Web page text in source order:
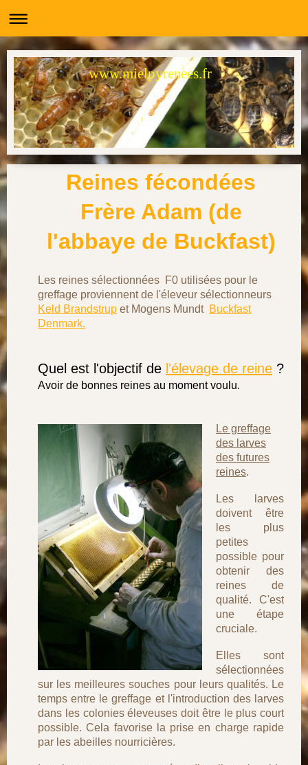
www.mielpyrenees.fr
Reines fécondées
Frère Adam (de
l'abbaye de Buckfast)
Les reines sélectionnées F0 utilisées pour le
greffage proviennent de l'éleveur sélectionneurs
Keld Brandstrup et Mogens Mundt Buckfast
Denmark.
Quel est l'objectif de l'élevage de reine ?
Avoir de bonnes reines au moment voulu.
Le greffage
des larves
des futures
reines.
Les larves
doivent être
les plus
petites
possible pour
obtenir des
reines de
qualité. C'est
une étape
cruciale.
Elles sont
sélectionnées
sur les meilleures souches pour leurs qualités. Le
temps entre le greffage et l'introduction des larves
dans les colonies éleveuses doit être le plus court
possible. Cela favorise la prise en charge rapide
par les abeilles nourricières.